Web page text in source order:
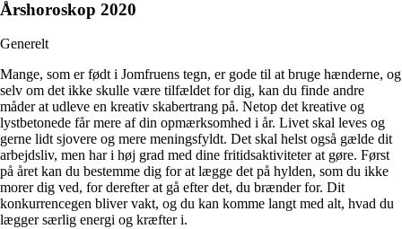
Årshoroskop 2020
Generelt
Mange, som er født i Jomfruens tegn, er gode til at bruge hænderne, og
selv om det ikke skulle være tilfældet for dig, kan du finde andre
måder at udleve en kreativ skabertrang på. Netop det kreative og
lystbetonede får mere af din opmærksomhed i år. Livet skal leves og
gerne lidt sjovere og mere meningsfyldt. Det skal helst også gælde dit
arbejdsliv, men har i høj grad med dine fritidsaktiviteter at gøre. Først
på året kan du bestemme dig for at lægge det på hylden, som du ikke
morer dig ved, for derefter at gå efter det, du brænder for. Dit
konkurrencegen bliver vakt, og du kan komme langt med alt, hvad du
lægger særlig energi og kræfter i.